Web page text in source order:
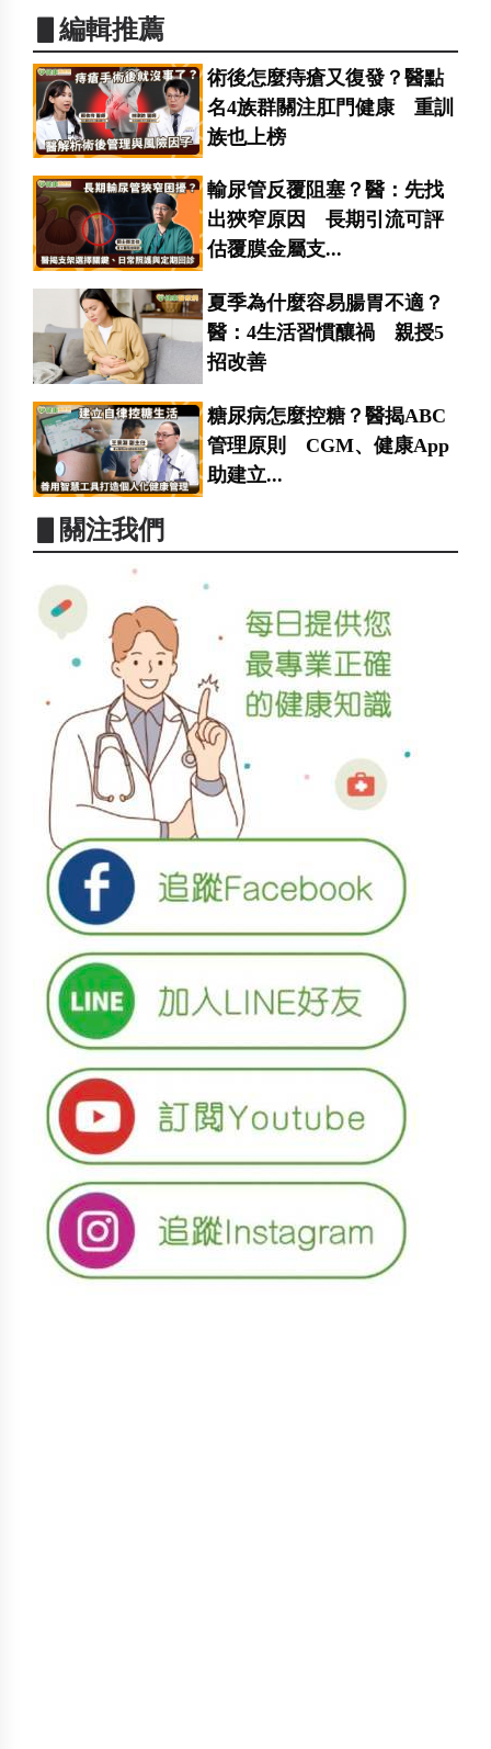
▋編輯推薦
術後怎麼痔瘡又復發？醫點
名4族群關注肛門健康 重訓
族也上榜
輸尿管反覆阻塞？醫：先找
出狹窄原因 長期引流可評
估覆膜金屬支...
夏季為什麼容易腸胃不適？
醫：4生活習慣釀禍 親授5
招改善
糖尿病怎麼控糖？醫揭ABC
管理原則 CGM、健康App
助建立...
▋關注我們